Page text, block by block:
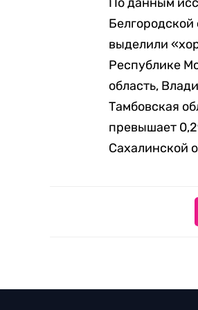
Белгородской
выделили
Республике
область,
Тамбовская
превышает
Сахалинской